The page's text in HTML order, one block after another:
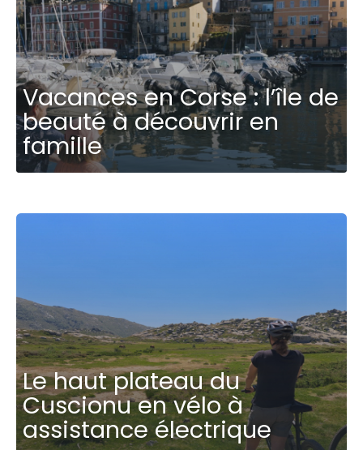
Vacances en Corse : l’île de
beauté à découvrir en
famille
Le haut plateau du
Cuscionu en vélo à
assistance électrique